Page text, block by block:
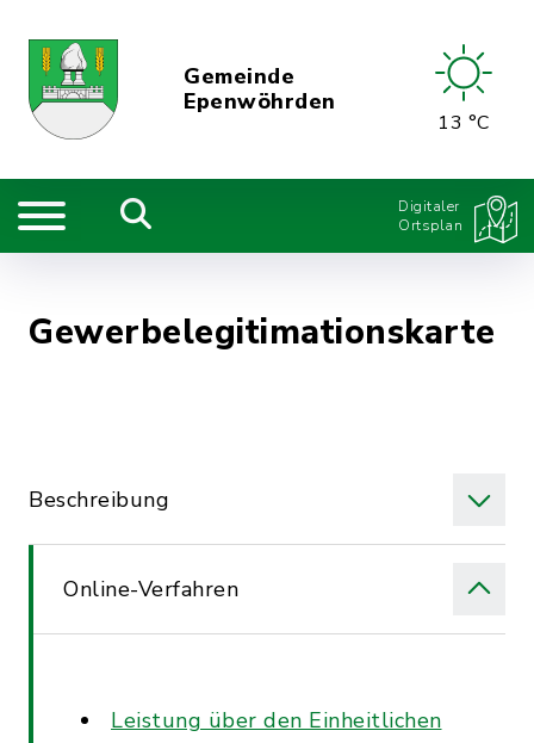
Gemeinde
Epenwöhrden
13 °C
Digitaler
Ortsplan
Gewerbelegitimationskarte
Beschreibung
Online-Verfahren
Leistung über den Einheitlichen